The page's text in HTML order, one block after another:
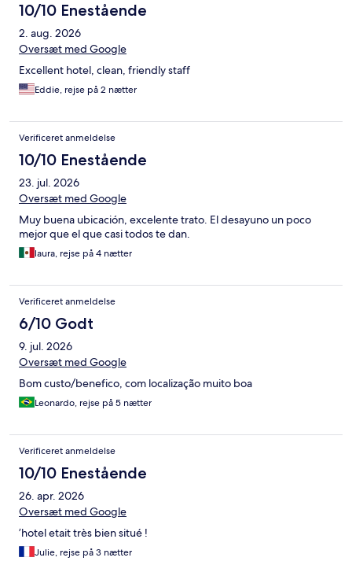
10/10 Enestående
2. aug. 2026
Oversæt med Google
Excellent hotel, clean, friendly staff
Eddie, rejse på 2 nætter
Verificeret anmeldelse
10/10 Enestående
23. jul. 2026
Oversæt med Google
Muy buena ubicación, excelente trato. El desayuno un poco
mejor que el que casi todos te dan.
laura, rejse på 4 nætter
Verificeret anmeldelse
6/10 Godt
9. jul. 2026
Oversæt med Google
Bom custo/benefico, com localização muito boa
Leonardo, rejse på 5 nætter
Verificeret anmeldelse
10/10 Enestående
26. apr. 2026
Oversæt med Google
’hotel etait très bien situé !
Julie, rejse på 3 nætter